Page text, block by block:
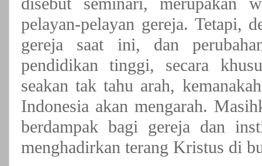
pelayan-pelayan gereja. Tetapi,
gereja saat ini, dan
pendidikan tinggi, secara
seakan tak tahu arah,
Indonesia akan mengarah.
berdampak bagi gereja dan
menghadirkan terang Kristus di